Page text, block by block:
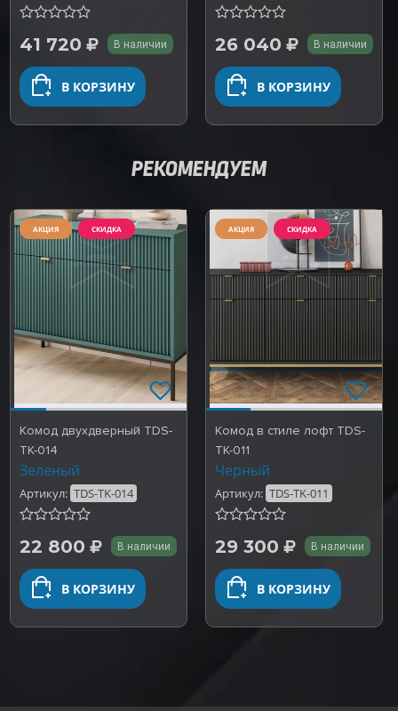
41 720 В наличии
В КОРЗИНУ
26 040 В наличии
В КОРЗИНУ
РЕКОМЕНДУЕМ
АКЦИЯ СКИДКА
Комод двухдверный TDS-
TK-014
Зеленый
Артикул: TDS-TK-014
22 800 В наличии
В КОРЗИНУ
АКЦИЯ СКИДКА
Комод в стиле лофт TDS-
TK-011
Черный
Артикул: TDS-TK-011
29 300 В наличии
В КОРЗИНУ